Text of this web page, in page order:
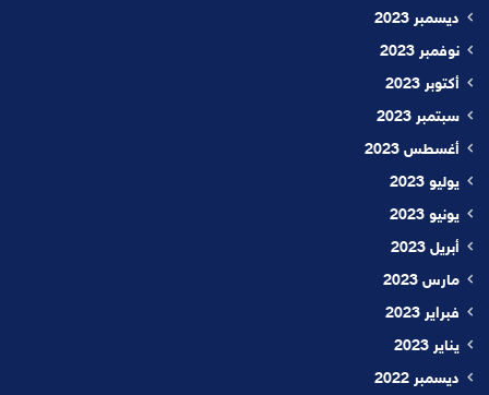
ديسمبر 2023
نوفمبر 2023
أكتوبر 2023
سبتمبر 2023
أغسطس 2023
يوليو 2023
يونيو 2023
أبريل 2023
مارس 2023
فبراير 2023
يناير 2023
ديسمبر 2022